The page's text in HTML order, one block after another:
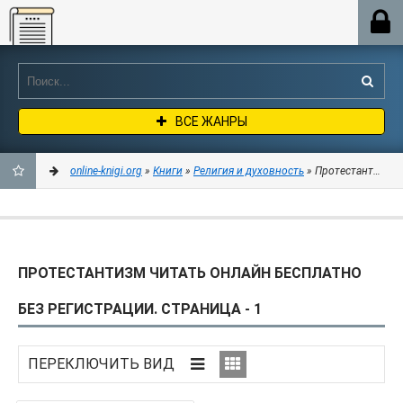
Online-knigi.org
ВСЕ ЖАНРЫ
ЗАКЛАДКИ
online-knigi.org » Книги » Религия и духовность » Протестантизм
ПРОТЕСТАНТИЗМ ЧИТАТЬ ОНЛАЙН БЕСПЛАТНО
БЕЗ РЕГИСТРАЦИИ. СТРАНИЦА - 1